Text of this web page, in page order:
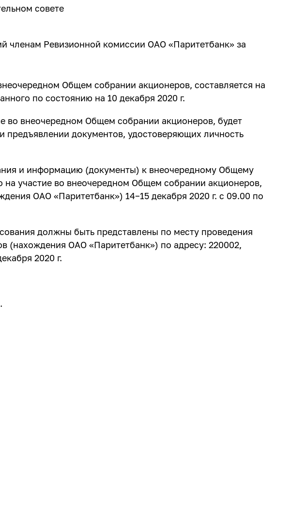
совете
членам Ревизионной комиссии ОАО «Паритетбанк» за
Общем собрании акционеров, составляется на
по состоянию на 10 декабря 2020 г.
во внеочередном Общем собрании акционеров, будет
предъявлении документов, удостоверяющих личность
и информацию (документы) к внеочередному Общему
участие во внеочередном Общем собрании акционеров,
ОАО «Паритетбанк») 14−15 декабря 2020 г. с 09.00 по
должны быть представлены по месту проведения
(нахождения ОАО «Паритетбанк») по адресу: 220002,
2020 г.